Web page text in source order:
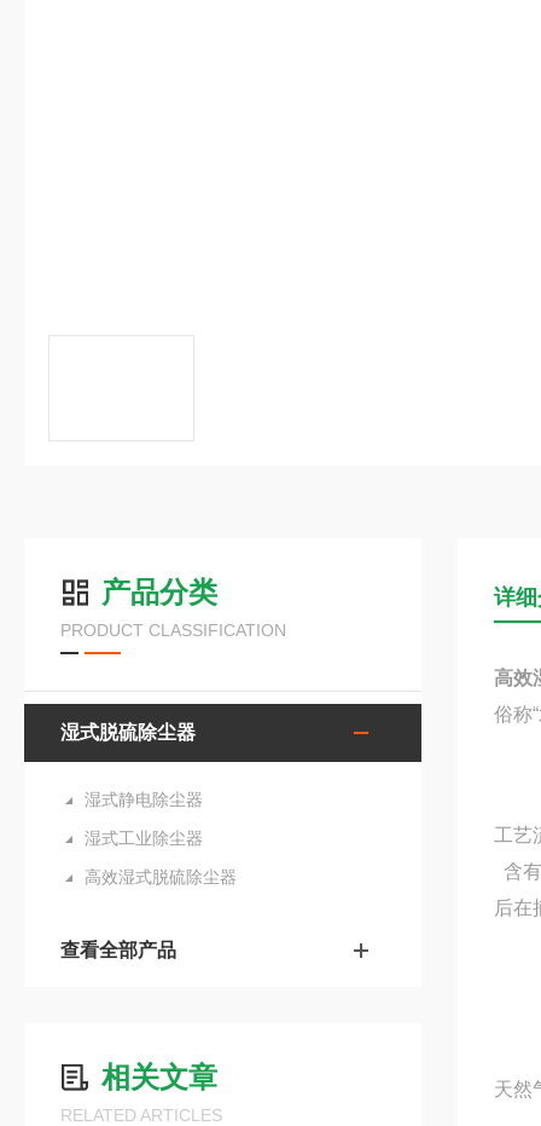
产品分类
PRODUCT CLASSIFICATION
湿式脱硫除尘器
湿式静电除尘器
湿式工业除尘器
高效湿式脱硫除尘器
查看全部产品
相关文章
RELATED ARTICLES
详
高效
俗称
工艺
含
后在
天然